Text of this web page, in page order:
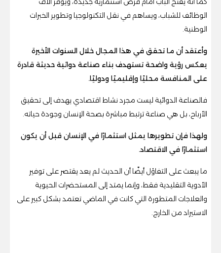
الوظائف للشباب، ويساهم في نقل التكنولوجيا وتطوير الخبرات
الوطنية.
وأعتقد أن ما تحقق في هذا المجال خلال السنوات الأخيرة
يعكس رؤية واضحة تستهدف بناء صناعة دوائية حديثة قادرة
على المنافسة محليًا وإقليميًا ودوليًا.
فالصناعة الدوائية ليست مجرد نشاط اقتصادي يهدف إلى تحقيق
الأرباح، بل هي صناعة ترتبط مباشرة بصحة الإنسان وجودة حياته.
ولهذا فإن تطويرها يمثل استثمارًا في الإنسان قبل أن يكون
استثمارًا في الاقتصاد.
ما يبعث على التفاؤل أيضًا أن الحديث لم يعد يقتصر على توفير
الأدوية التقليدية فقط، وإنما يمتد إلى المستحضرات الحيوية
والعلاجات المتطورة التي كانت في الماضي تعتمد بشكل كبير على
الاستيراد من الخارج.